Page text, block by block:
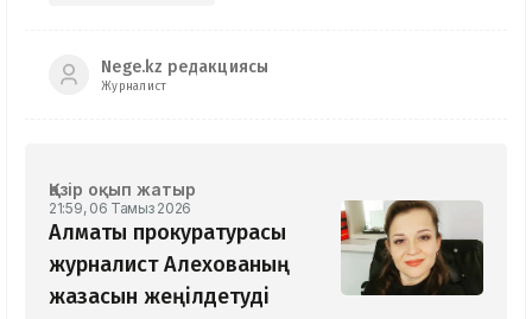
Nege.kz редакциясы
Журналист
Қазір оқып жатыр
21:59, 06 Тамыз 2026
Алматы прокуратурасы
журналист Алехованың
жазасын жеңілдетуді